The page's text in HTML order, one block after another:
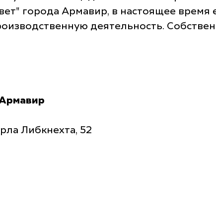
города Армавир, в настоящее время
деятельность.
Либкнехта, 52